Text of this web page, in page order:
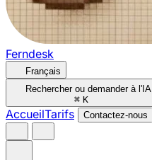
Ferndesk
Français
Rechercher ou demander à l'IA
⌘ K
AccueilTarifs Contactez-nous